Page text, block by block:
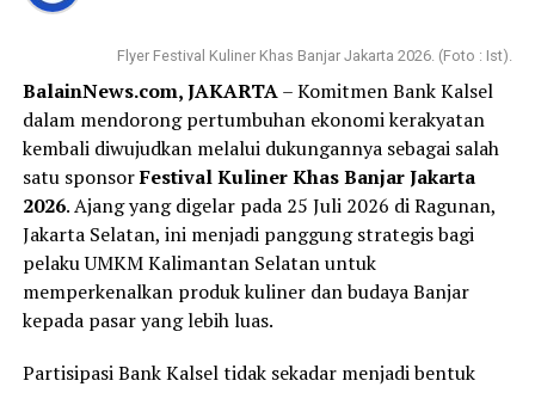
Flyer Festival Kuliner Khas Banjar Jakarta 2026. (Foto : Ist).
BalainNews.com, JAKARTA– Komitmen Bank Kalsel
dalam mendorong pertumbuhan ekonomi kerakyatan
kembali diwujudkan melalui dukungannya sebagai salah
satu sponsorFestival Kuliner Khas Banjar Jakarta
2026. Ajang yang digelar pada 25 Juli 2026 di Ragunan,
Jakarta Selatan, ini menjadi panggung strategis bagi
pelaku UMKM Kalimantan Selatan untuk
memperkenalkan produk kuliner dan budaya Banjar
kepada pasar yang lebih luas.
Partisipasi Bank Kalsel tidak sekadar menjadi bentuk